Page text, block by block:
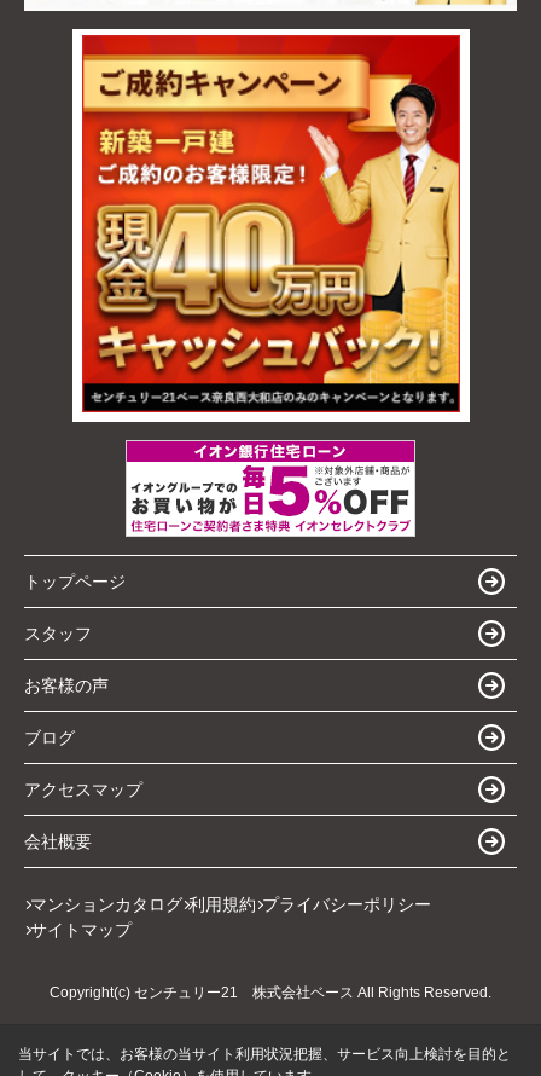
トップページ
スタッフ
お客様の声
ブログ
アクセスマップ
会社概要
マンションカタログ 利用規約 プライバシーポリシー
サイトマップ
Copyright(c) センチュリー21 株式会社ベース All Rights Reserved.
当サイトでは、お客様の当サイト利用状況把握、サービス向上検討を目的と